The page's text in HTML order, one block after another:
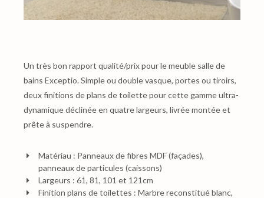
Un très bon rapport qualité/prix pour le meuble salle de
bains Exceptio. Simple ou double vasque, portes ou tiroirs,
deux finitions de plans de toilette pour cette gamme ultra-
dynamique déclinée en quatre largeurs, livrée montée et
prête à suspendre.
Matériau : Panneaux de fibres MDF (façades),
panneaux de particules (caissons)
Largeurs : 61, 81, 101 et 121cm
Finition plans de toilettes : Marbre reconstitué blanc,